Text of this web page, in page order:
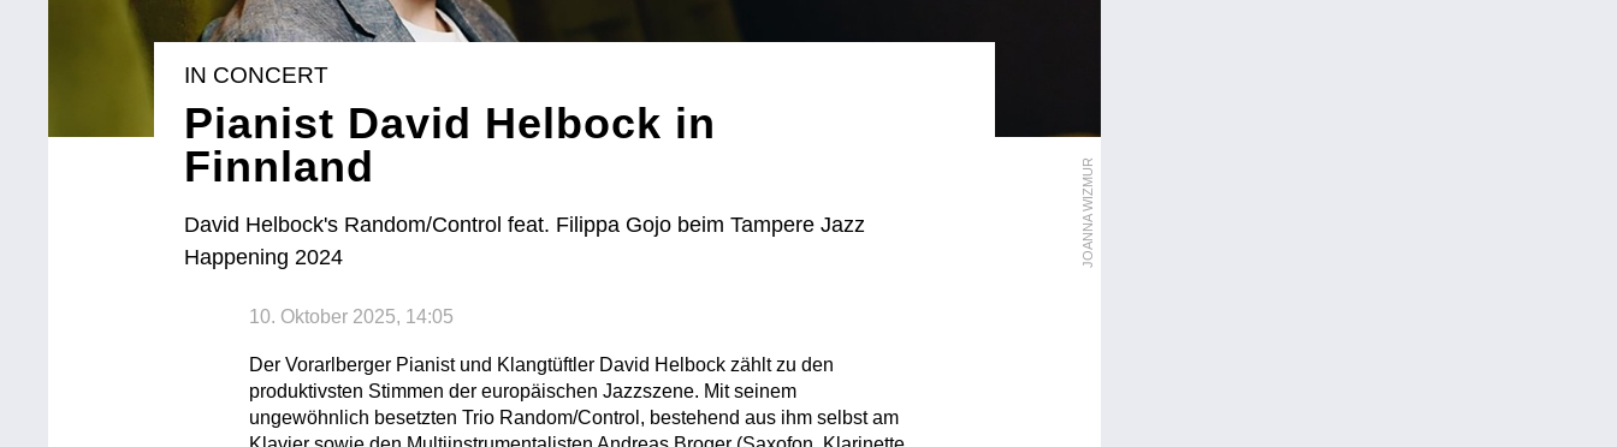
JOANNA WIZMUR
IN CONCERT
Pianist David Helbock in
Finnland
David Helbock's Random/Control feat. Filippa Gojo beim Tampere Jazz
Happening 2024
10. Oktober 2025, 14:05
Der Vorarlberger Pianist und Klangtüftler David Helbock zählt zu den
produktivsten Stimmen der europäischen Jazzszene. Mit seinem
ungewöhnlich besetzten Trio Random/Control, bestehend aus ihm selbst am